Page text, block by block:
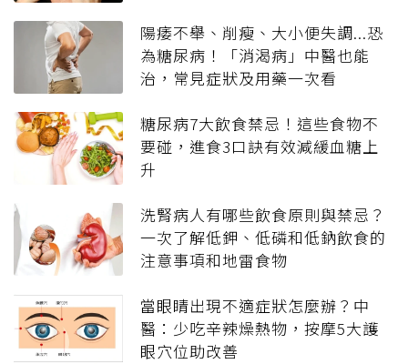
陽痿不舉、削瘦、大小便失調...恐
為糖尿病！「消渴病」中醫也能
治，常見症狀及用藥一次看
糖尿病7大飲食禁忌！這些食物不
要碰，進食3口訣有效減緩血糖上
升
洗腎病人有哪些飲食原則與禁忌？
一次了解低鉀、低磷和低鈉飲食的
注意事項和地雷食物
當眼睛出現不適症狀怎麼辦？中
醫：少吃辛辣燥熱物，按摩5大護
眼穴位助改善